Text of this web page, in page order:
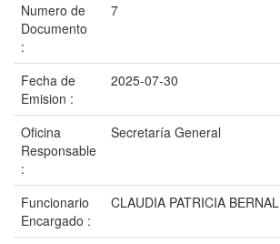
Numero de
Documento
:
7
Fecha de
Emision :
2025-07-30
Oficina
Responsable
:
Secretaría General
Funcionario
Encargado :
CLAUDIA PATRICIA BERNAL